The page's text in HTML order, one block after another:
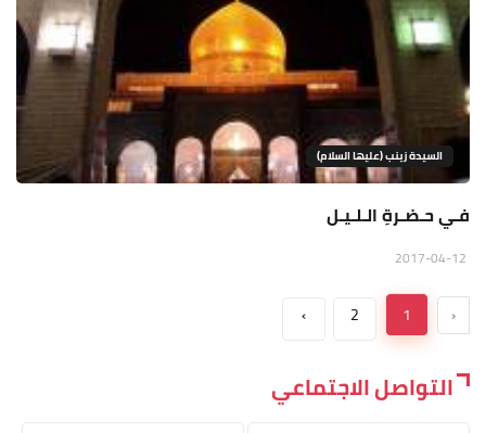
السيدة زينب (عليها السلام)
فـي حـضـرةِ الـلـيـل
‹
1
2
›
التواصل الاجتماعي